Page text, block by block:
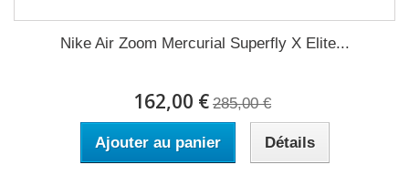
Nike Air Zoom Mercurial Superfly X Elite...
162,00 € 285,00 €
Ajouter au panier Détails